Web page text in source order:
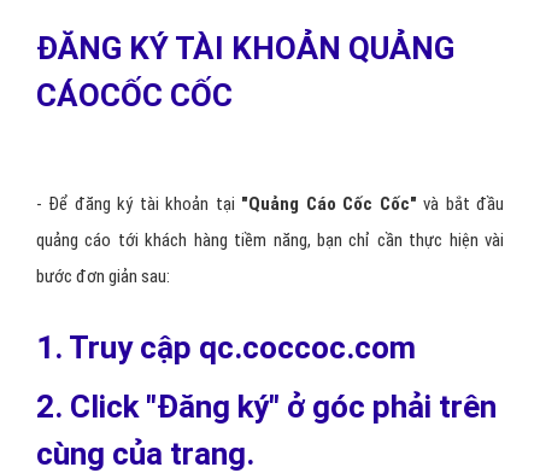
ĐĂNG KÝ TÀI KHOẢN QUẢNG
CÁOCỐC CỐC
- Để đăng ký tài khoản tại "Quảng Cáo Cốc Cốc" và bắt đầu
quảng cáo tới khách hàng tiềm năng, bạn chỉ cần thực hiện vài
bước đơn giản sau:
1. Truy cập qc.coccoc.com
2. Click "Đăng ký" ở góc phải trên
cùng của trang.